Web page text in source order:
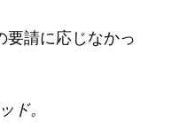
要請に応じなかっ
ド。